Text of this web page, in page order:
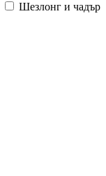
Шезлонг и чадър